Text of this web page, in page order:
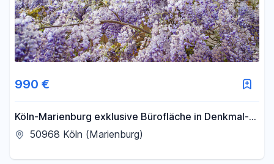
990 €
Köln-Marienburg exklusive Bürofläche in Denkmal-
Villa aus 1922
50968 Köln (Marienburg)